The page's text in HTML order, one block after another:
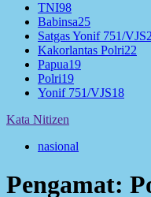
TNI98
Babinsa25
Satgas Yonif 751/VJS
Kakorlantas Polri22
Papua19
Polri19
Yonif 751/VJS18
Kata Nitizen
nasional
Pengamat: